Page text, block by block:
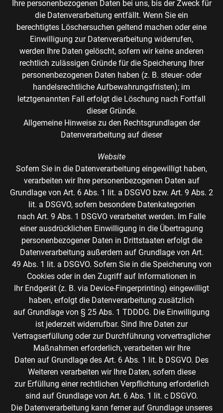
Ihre personenbezogenen Daten bei uns, bis der Zweck für
die Datenverarbeitung entfällt. Wenn Sie ein
berechtigtes Löschersuchen geltend machen oder eine
Einwilligung zur Datenverarbeitung widerrufen,
werden Ihre Daten gelöscht, sofern wir keine anderen
rechtlich zulässigen Gründe für die Speicherung Ihrer
personenbezogenen Daten haben (z. B. steuer- oder
handelsrechtliche Aufbewahrungsfristen); im
letztgenannten Fall erfolgt die Löschung nach Fortfall
dieser Gründe.
Allgemeine Hinweise zu den Rechtsgrundlagen der
Datenverarbeitung auf dieser
Website
Sofern Sie in die Datenverarbeitung eingewilligt haben,
verarbeiten wir Ihre personenbezogenen Daten auf
Grundlage von Art. 6 Abs. 1 lit. a DSGVO bzw. Art. 9 Abs. 2
lit. a DSGVO, sofern besondere Datenkategorien
nach Art. 9 Abs. 1 DSGVO verarbeitet werden. Im Falle
einer ausdrücklichen Einwilligung in die Übertragung
personenbezogener Daten in Drittstaaten erfolgt die
Datenverarbeitung außerdem auf Grundlage von Art.
49 Abs. 1 lit. a DSGVO. Sofern Sie in die Speicherung von
Cookies oder in den Zugriff auf Informationen in
Ihr Endgerät (z. B. via Device-Fingerprinting) eingewilligt
haben, erfolgt die Datenverarbeitung zusätzlich
auf Grundlage von § 25 Abs. 1 TDDDG. Die Einwilligung
ist jederzeit widerrufbar. Sind Ihre Daten zur
Vertragserfüllung oder zur Durchführung vorvertraglicher
Maßnahmen erforderlich, verarbeiten wir Ihre
Daten auf Grundlage des Art. 6 Abs. 1 lit. b DSGVO. Des
Weiteren verarbeiten wir Ihre Daten, sofern diese
zur Erfüllung einer rechtlichen Verpflichtung erforderlich
sind auf Grundlage von Art. 6 Abs. 1 lit. c DSGVO.
Die Datenverarbeitung kann ferner auf Grundlage unseres